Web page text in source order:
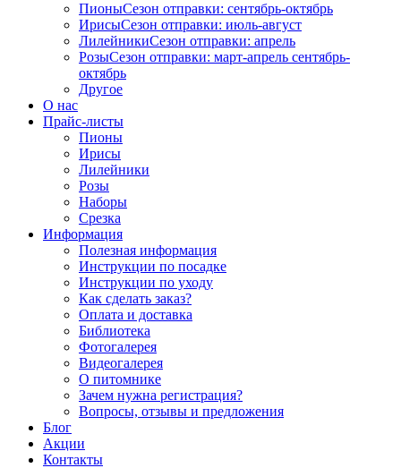
ПионыСезон отправки: сентябрь-октябрь
ИрисыСезон отправки: июль-август
ЛилейникиСезон отправки: апрель
РозыСезон отправки: март-апрель сентябрь-
октябрь
Другое
О нас
Прайс-листы
Пионы
Ирисы
Лилейники
Розы
Наборы
Срезка
Информация
Полезная информация
Инструкции по посадке
Инструкции по уходу
Как сделать заказ?
Оплата и доставка
Библиотека
Фотогалерея
Видеогалерея
О питомнике
Зачем нужна регистрация?
Вопросы, отзывы и предложения
Блог
Акции
Контакты